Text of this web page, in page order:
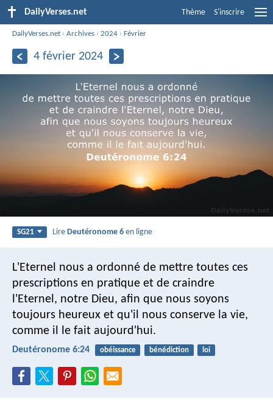
DailyVerses.net Thème S'inscrire
DailyVerses.net ›Archives ›2024 ›Février
4 février 2024
SG21 LireDeutéronome 6 en ligne
L'Eternel nous a ordonné de mettre toutes ces
prescriptions en pratique et de craindre
l'Eternel, notre Dieu, afin que nous soyons
toujours heureux et qu'il nous conserve la vie,
comme il le fait aujourd'hui.
Deutéronome 6:24 obéissance bénédiction loi